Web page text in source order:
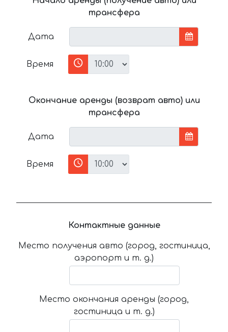
трансфера
Дата
Время
Окончание аренды (возврат авто) или
трансфера
Дата
Время
Контактные данные
Место получения авто (город, гостиница,
аэропорт и т. д.)
Место окончания аренды (город,
гостиница и т. д.)